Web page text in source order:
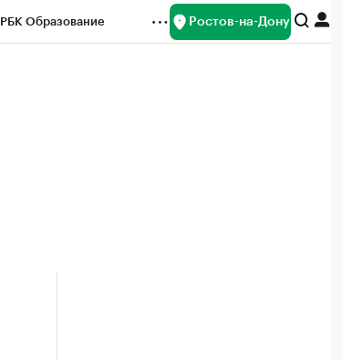
РБК Образование Ростов-на-Дону